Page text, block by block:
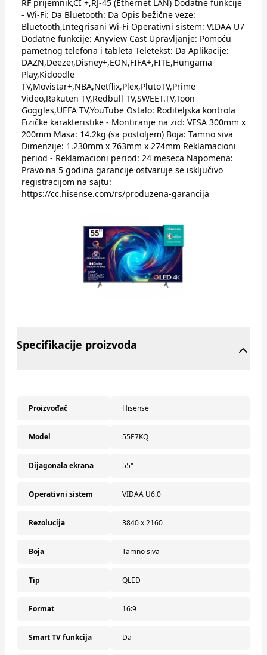
RF prijemnik,CI +,RJ-45 (Ethernet LAN) Dodatne funkcije
- Wi-Fi: Da Bluetooth: Da Opis bežične veze:
Bluetooth,Integrisani Wi-Fi Operativni sistem: VIDAA U7
Dodatne funkcije: Anyview Cast Upravljanje: Pomoću
pametnog telefona i tableta Teletekst: Da Aplikacije:
DAZN,Deezer,Disney+,EON,FIFA+,FITE,Hungama
Play,Kidoodle
TV,Movistar+,NBA,Netflix,Plex,PlutoTV,Prime
Video,Rakuten TV,Redbull TV,SWEET.TV,Toon
Goggles,UEFA TV,YouTube Ostalo: Roditeljska kontrola
Fizičke karakteristike - Montiranje na zid: VESA 300mm x
200mm Masa: 14.2kg (sa postoljem) Boja: Tamno siva
Dimenzije: 1.230mm x 763mm x 274mm Reklamacioni
period - Reklamacioni period: 24 meseca Napomena:
Pravo na 5 godina garancije ostvaruje se isključivo
registracijom na sajtu:
https://cc.hisense.com/rs/produzena-garancija
Specifikacije proizvoda
Proizvođač Hisense
Model 55E7KQ
Dijagonala ekrana 55"
Operativni sistem VIDAA U6.0
Rezolucija 3840 x 2160
Boja Tamno siva
Tip QLED
Format 16:9
Smart TV funkcija Da